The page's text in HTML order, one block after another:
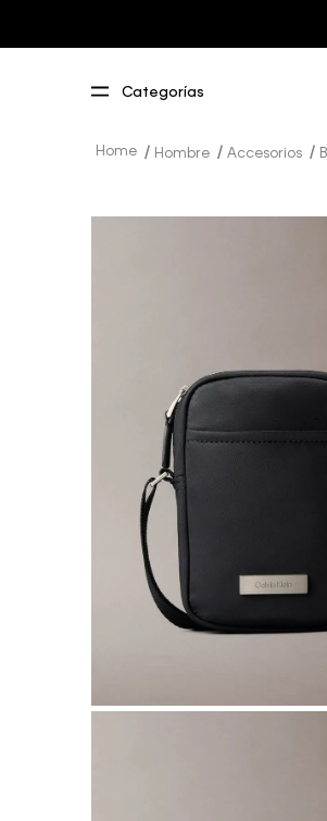
Hombre Accesorios